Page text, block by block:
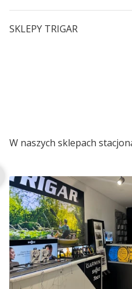
SKLEPY TRIGAR
W naszych sklepach